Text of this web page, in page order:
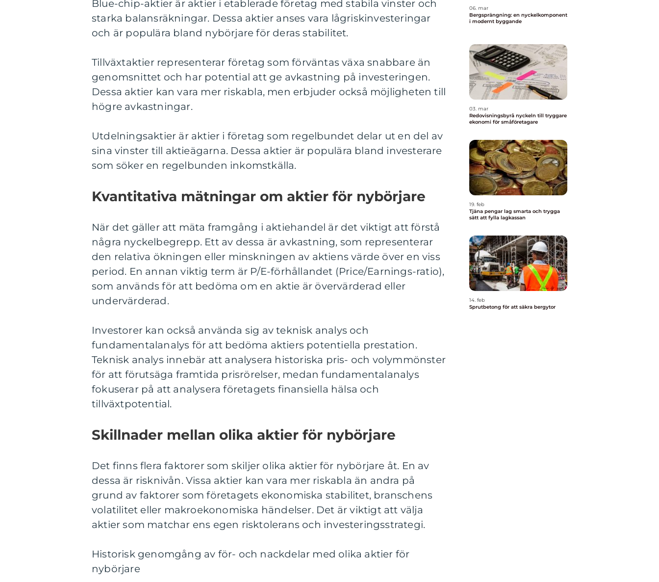
Blue-chip-aktier är aktier i etablerade företag med stabila vinster och
starka balansräkningar. Dessa aktier anses vara lågriskinvesteringar
och är populära bland nybörjare för deras stabilitet.
Tillväxtaktier representerar företag som förväntas växa snabbare än
genomsnittet och har potential att ge avkastning på investeringen.
Dessa aktier kan vara mer riskabla, men erbjuder också möjligheten till
högre avkastningar.
Utdelningsaktier är aktier i företag som regelbundet delar ut en del av
sina vinster till aktieägarna. Dessa aktier är populära bland investerare
som söker en regelbunden inkomstkälla.
Kvantitativa mätningar om aktier för nybörjare
När det gäller att mäta framgång i aktiehandel är det viktigt att förstå
några nyckelbegrepp. Ett av dessa är avkastning, som representerar
den relativa ökningen eller minskningen av aktiens värde över en viss
period. En annan viktig term är P/E-förhållandet (Price/Earnings-ratio),
som används för att bedöma om en aktie är övervärderad eller
undervärderad.
Investorer kan också använda sig av teknisk analys och
fundamentalanalys för att bedöma aktiers potentiella prestation.
Teknisk analys innebär att analysera historiska pris- och volymmönster
för att förutsäga framtida prisrörelser, medan fundamentalanalys
fokuserar på att analysera företagets finansiella hälsa och
tillväxtpotential.
Skillnader mellan olika aktier för nybörjare
Det finns flera faktorer som skiljer olika aktier för nybörjare åt. En av
dessa är risknivån. Vissa aktier kan vara mer riskabla än andra på
grund av faktorer som företagets ekonomiska stabilitet, branschens
volatilitet eller makroekonomiska händelser. Det är viktigt att välja
aktier som matchar ens egen risktolerans och investeringsstrategi.
Historisk genomgång av för- och nackdelar med olika aktier för
nybörjare
06. mar
Bergsprängning: en nyckelkomponent
i modernt byggande
03. mar
Redovisningsbyrå nyckeln till tryggare
ekonomi för småföretagare
19. feb
Tjäna pengar lag smarta och trygga
sätt att fylla lagkassan
14. feb
Sprutbetong för att säkra bergytor